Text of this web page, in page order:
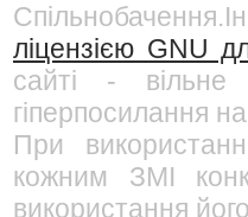
ліцензією GNU
сайті - вільне
гіперпосилання
При
кожним ЗМІ
використання